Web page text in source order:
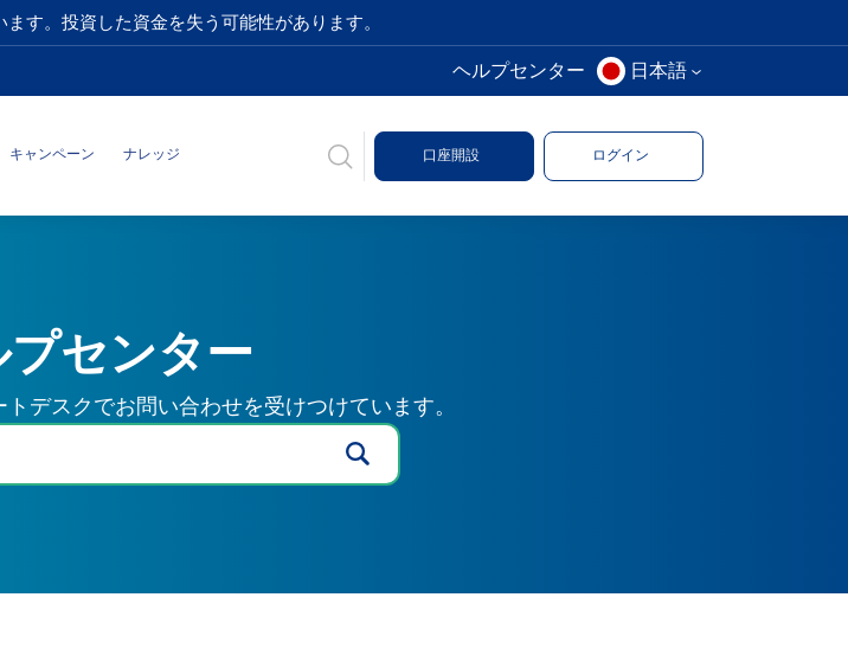
す。投資した資金を失う可能性があります。
ヘルプセンター 日本語
キャンペーン ナレッジ 口座開設 ログイン
センター
デスクでお問い合わせを受けつけています。